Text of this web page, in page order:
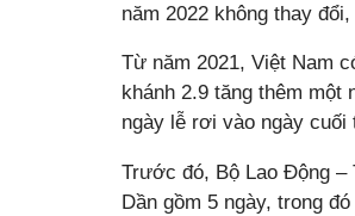
năm 2022 không thay
Từ năm 2021, Việt Nam
khánh 2.9 tăng thêm
ngày lễ rơi vào ngày
Trước đó, Bộ Lao Động –
Dần gồm 5 ngày, trong